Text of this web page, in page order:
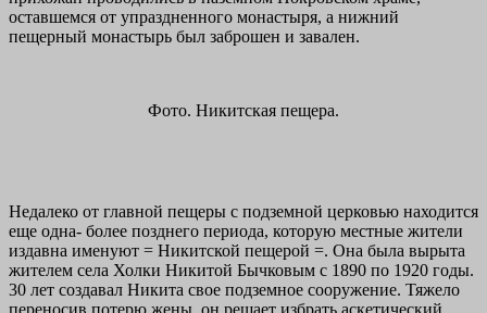
оставшемся от упраздненного монастыря, а нижний
пещерный монастырь был заброшен и завален.
Фото. Никитская пещера.
Недалеко от главной пещеры с подземной церковью находится
еще одна- более позднего периода, которую местные жители
издавна именуют = Никитской пещерой =. Она была вырыта
жителем села Холки Никитой Бычковым с 1890 по 1920 годы.
30 лет создавал Никита свое подземное сооружение. Тяжело
переносив потерю жены, он решает избрать аскетический